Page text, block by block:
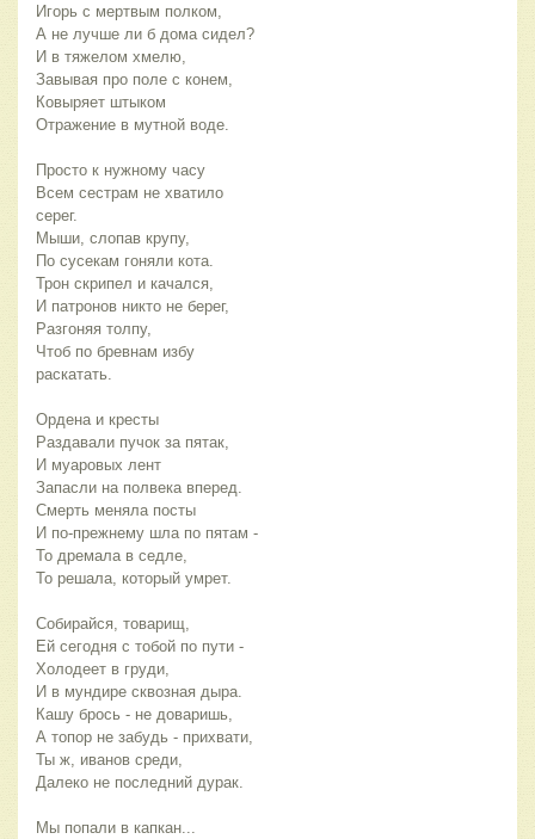
Игорь с мертвым полком,
А не лучше ли б дома сидел?
И в тяжелом хмелю,
Завывая про поле с конем,
Ковыряет штыком
Отражение в мутной воде.
Просто к нужному часу
Всем сестрам не хватило
серег.
Мыши, слопав крупу,
По сусекам гоняли кота.
Трон скрипел и качался,
И патронов никто не берег,
Разгоняя толпу,
Чтоб по бревнам избу
раскатать.
Ордена и кресты
Раздавали пучок за пятак,
И муаровых лент
Запасли на полвека вперед.
Смерть меняла посты
И по-прежнему шла по пятам -
То дремала в седле,
То решала, который умрет.
Собирайся, товарищ,
Ей сегодня с тобой по пути -
Холодеет в груди,
И в мундире сквозная дыра.
Кашу брось - не доваришь,
А топор не забудь - прихвати,
Ты ж, иванов среди,
Далеко не последний дурак.
Мы попали в капкан...